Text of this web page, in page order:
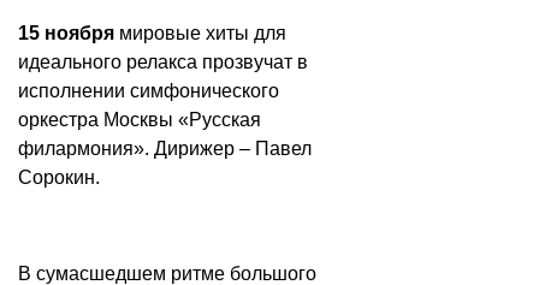
15 ноября мировые хиты для
идеального релакса прозвучат в
исполнении симфонического
оркестра Москвы «Русская
филармония». Дирижер – Павел
Сорокин.
В сумасшедшем ритме большого